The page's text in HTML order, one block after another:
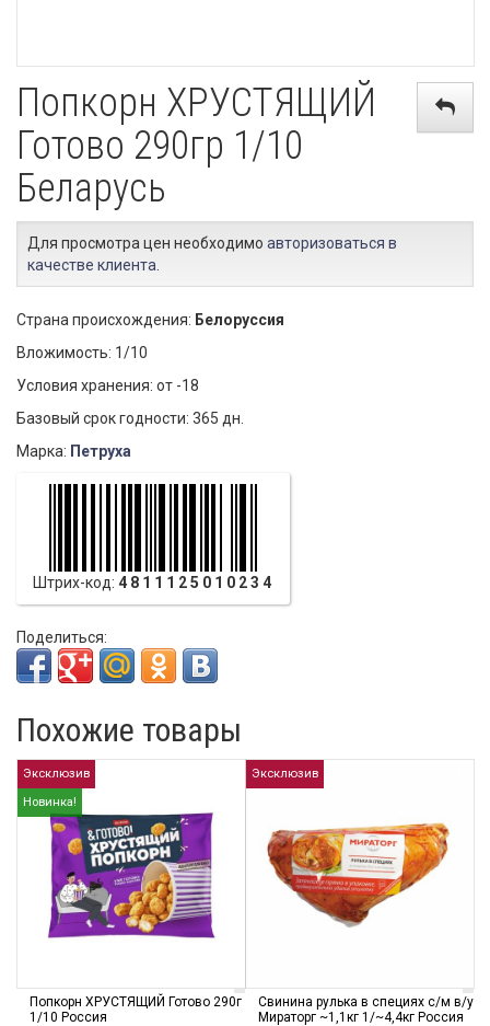
Попкорн ХРУСТЯЩИЙ
Готово 290гр 1/10
Беларусь
Для просмотра цен необходимо авторизоваться в
качестве клиента
Страна происхождения: Белоруссия
Вложимость: 1/10
Условия хранения: от -18
Базовый срок годности: 365 дн.
Марка: Петруха
Штрих-код: 4811125010234
Поделиться:
Похожие товары
Эксклюзив
Новинка!
Попкорн ХРУСТЯЩИЙ Готово 290г
1/10 Россия
Эксклюзив
Свинина рулька в специях с/м в/у
Мираторг ~1,1кг 1/~4,4кг Россия